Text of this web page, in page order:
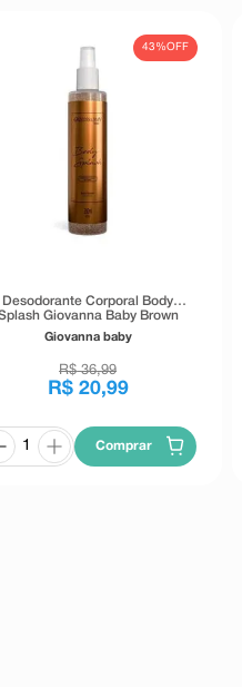
43%OFF
Desodorante Corporal Body
Giovanna Baby Brown
260ml
Giovanna baby
R$ 36,99
R$ 20,99
Comprar